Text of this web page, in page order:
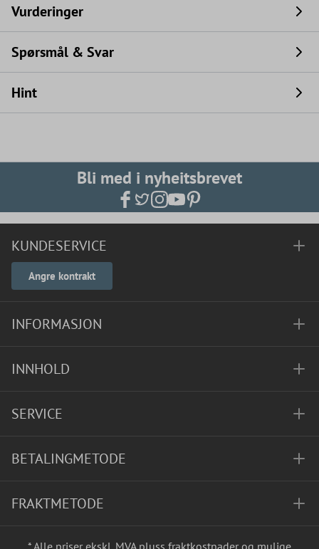
Vurderinger
Spørsmål & Svar
Hint
Bli med i nyheitsbrevet
KUNDESERVICE
Angre kontrakt
INFORMASJON
INNHOLD
SERVICE
BETALINGMETODE
FRAKTMETODE